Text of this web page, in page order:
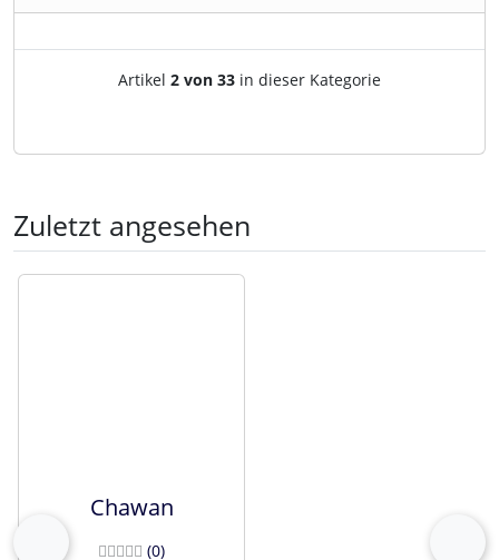
Artikelnavigation innerhalb
Artikel 2 von 33 in dieser Kategorie
Zuletzt angesehen
Es folgt ein Produktslider - navigieren Sie mit der Tab-
zurück
Chawan
(0Bewertungen
) vor